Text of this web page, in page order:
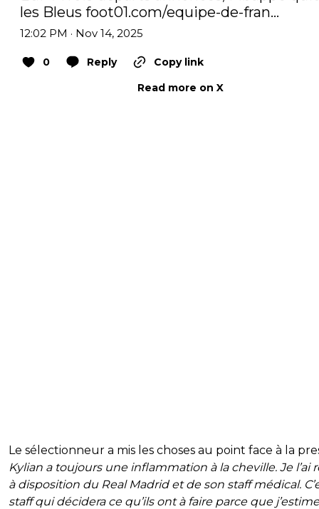
les Bleus foot01.com/equipe-de-fran…
12:02 PM · Nov 14, 2025
0 Reply
Copy link
Read more on X
Le sélectionneur a mis les choses au point face à la
Kylian a toujours une inflammation à la cheville. Je l’ai
à disposition du Real Madrid et de son staff médical.
staff qui décidera ce qu’ils ont à faire parce que